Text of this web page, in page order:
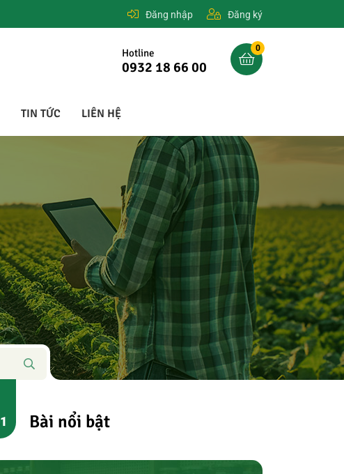
Đăng nhập Đăng ký
0
Hotline
0932 18 66 00
TIN TỨC LIÊN HỆ
Bài nổi bật